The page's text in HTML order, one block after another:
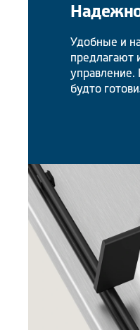
Удобные и
предлагают
управление.
будто